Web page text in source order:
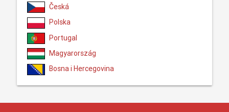
Česká
Polska
Portugal
Magyarország
Bosna i Hercegovina